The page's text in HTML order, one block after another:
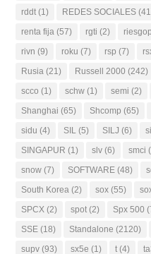
rddt (1) REDES SOCIALES
renta fija (57) rgti (2)
rivn (9) roku (7) rsp (7)
Rusia (21) Russell 2000 (242)
scco (1) schw (1) semi (2)
Shanghai (65) Shcomp (65)
sidu (4) SIL (5) SILJ (6)
SINGAPUR (1) slv (6) smci
snow (7) SOFTWARE (48)
South Korea (2) sox (55)
SPCX (2) spot (2) Spx 500
SSE (18) Standalone (2120)
supv (93) sx5e (1) t (4)